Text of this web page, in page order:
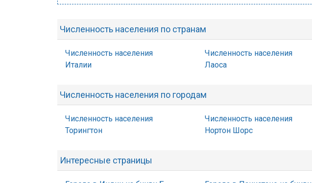
Численность населения по странам
Численность населения
Италии
Численность населения
Лаоса
Численность населения по городам
Численность населения
Торингтон
Численность населения
Нортон Шорс
Интересные страницы